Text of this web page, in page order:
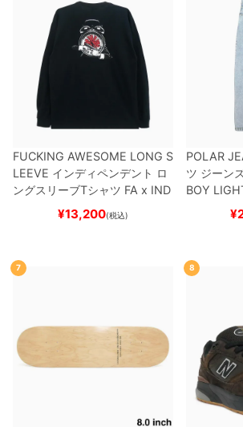
FUCKING AWESOME LONG S
LEEVE インディペンデント ロ
ングスリーブTシャツ FA x IND
EPENDENTHOSTAGE
スケートボード スケボー
¥13,200(税込)
POLAR
ツ ジーン
BOY
ード スケ¥
7 8